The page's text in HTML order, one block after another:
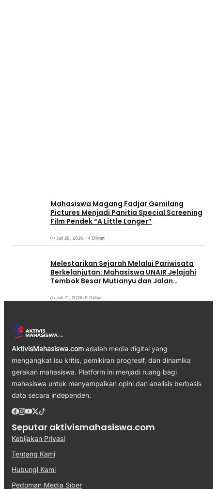
Mahasiswa Magang Fadjar Gemilang
Pictures Menjadi Panitia Special Screening
Film Pendek “A Little Longer”
Juli 28, 2026•14 Dilihat
Melestarikan Sejarah Melalui Pariwisata
Berkelanjutan: Mahasiswa UNAIR Jelajahi
Tembok Besar Mutianyu dan Jalan
Juli 21, 2026•9 Dilihat
AktivisMahasiswa.com adalah media digital yang
mengangkat isu kritis, pemikiran progresif, dan dinamika
gerakan mahasiswa. Platform ini menjadi ruang bagi
mahasiswa untuk menyampaikan opini dan analisis berbasis
data secara independen.
Seputar aktivismahasiswa.com
Kebijakan Privasi
Tentang Kami
Hubungi Kami
Pedoman Media Siber